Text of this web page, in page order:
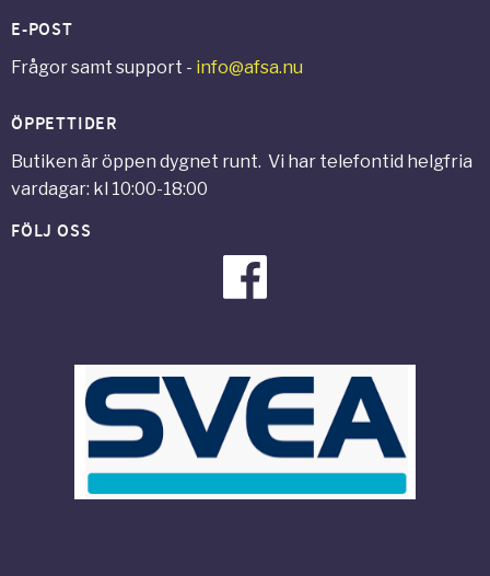
E-POST
Frågor samt support - info@afsa.nu
ÖPPETTIDER
Butiken är öppen dygnet runt. Vi har telefontid helgfria
vardagar: kl 10:00-18:00
FÖLJ OSS